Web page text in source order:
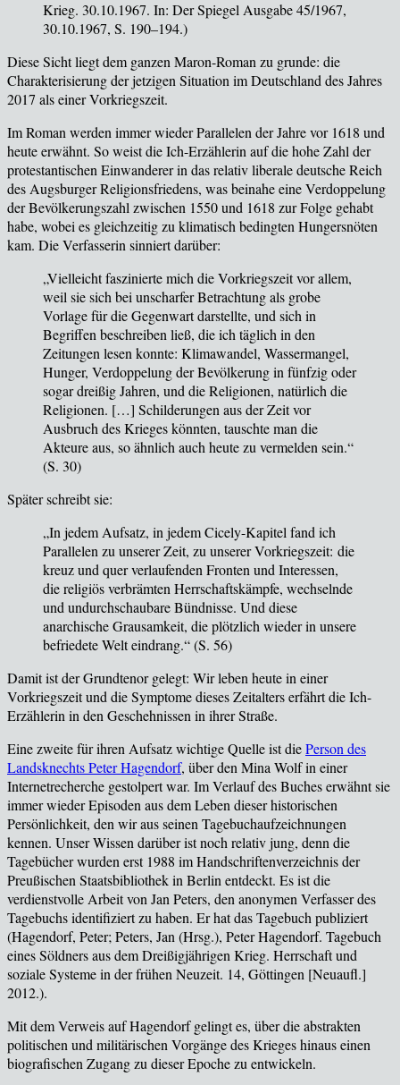
Krieg. 30.10.1967. In: Der Spiegel Ausgabe 45/1967,
30.10.1967, S. 190–194.)
Diese Sicht liegt dem ganzen Maron-Roman zu grunde: die
Charakterisierung der jetzigen Situation im Deutschland des Jahres
2017 als einer Vorkriegszeit.
Im Roman werden immer wieder Parallelen der Jahre vor 1618 und
heute erwähnt. So weist die Ich-Erzählerin auf die hohe Zahl der
protestantischen Einwanderer in das relativ liberale deutsche Reich
des Augsburger Religionsfriedens, was beinahe eine Verdoppelung
der Bevölkerungszahl zwischen 1550 und 1618 zur Folge gehabt
habe, wobei es gleichzeitig zu klimatisch bedingten Hungersnöten
kam. Die Verfasserin sinniert darüber:
„Vielleicht faszinierte mich die Vorkriegszeit vor allem,
weil sie sich bei unscharfer Betrachtung als grobe
Vorlage für die Gegenwart darstellte, und sich in
Begriffen beschreiben ließ, die ich täglich in den
Zeitungen lesen konnte: Klimawandel, Wassermangel,
Hunger, Verdoppelung der Bevölkerung in fünfzig oder
sogar dreißig Jahren, und die Religionen, natürlich die
Religionen. […] Schilderungen aus der Zeit vor
Ausbruch des Krieges könnten, tauschte man die
Akteure aus, so ähnlich auch heute zu vermelden sein.“
(S. 30)
Später schreibt sie:
„In jedem Aufsatz, in jedem Cicely-Kapitel fand ich
Parallelen zu unserer Zeit, zu unserer Vorkriegszeit: die
kreuz und quer verlaufenden Fronten und Interessen,
die religiös verbrämten Herrschaftskämpfe, wechselnde
und undurchschaubare Bündnisse. Und diese
anarchische Grausamkeit, die plötzlich wieder in unsere
befriedete Welt eindrang.“ (S. 56)
Damit ist der Grundtenor gelegt: Wir leben heute in einer
Vorkriegszeit und die Symptome dieses Zeitalters erfährt die Ich-
Erzählerin in den Geschehnissen in ihrer Straße.
Eine zweite für ihren Aufsatz wichtige Quelle ist diePerson des
Landsknechts Peter Hagendorf, über den Mina Wolf in einer
Internetrecherche gestolpert war. Im Verlauf des Buches erwähnt sie
immer wieder Episoden aus dem Leben dieser historischen
Persönlichkeit, den wir aus seinen Tagebuchaufzeichnungen
kennen. Unser Wissen darüber ist noch relativ jung, denn die
Tagebücher wurden erst 1988 im Handschriftenverzeichnis der
Preußischen Staatsbibliothek in Berlin entdeckt. Es ist die
verdienstvolle Arbeit von Jan Peters, den anonymen Verfasser des
Tagebuchs identifiziert zu haben. Er hat das Tagebuch publiziert
(Hagendorf, Peter; Peters, Jan (Hrsg.), Peter Hagendorf. Tagebuch
eines Söldners aus dem Dreißigjährigen Krieg. Herrschaft und
soziale Systeme in der frühen Neuzeit. 14, Göttingen [Neuaufl.]
2012.).
Mit dem Verweis auf Hagendorf gelingt es, über die abstrakten
politischen und militärischen Vorgänge des Krieges hinaus einen
biografischen Zugang zu dieser Epoche zu entwickeln.